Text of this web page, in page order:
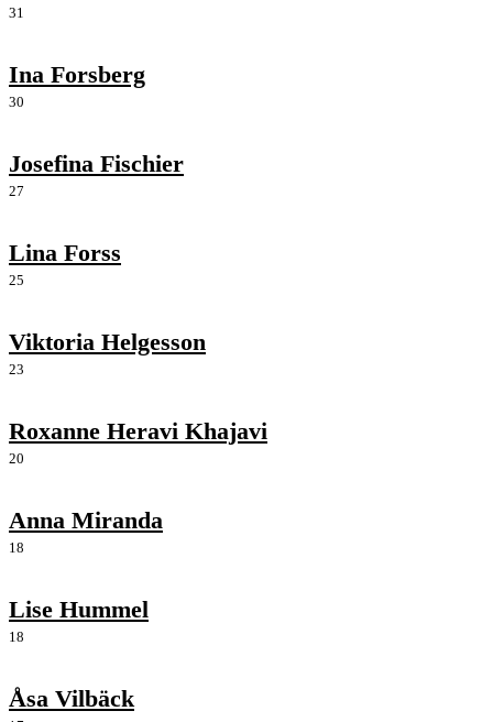
31
Ina Forsberg
30
Josefina Fischier
27
Lina Forss
25
Viktoria Helgesson
23
Roxanne Heravi Khajavi
20
Anna Miranda
18
Lise Hummel
18
Åsa Vilbäck